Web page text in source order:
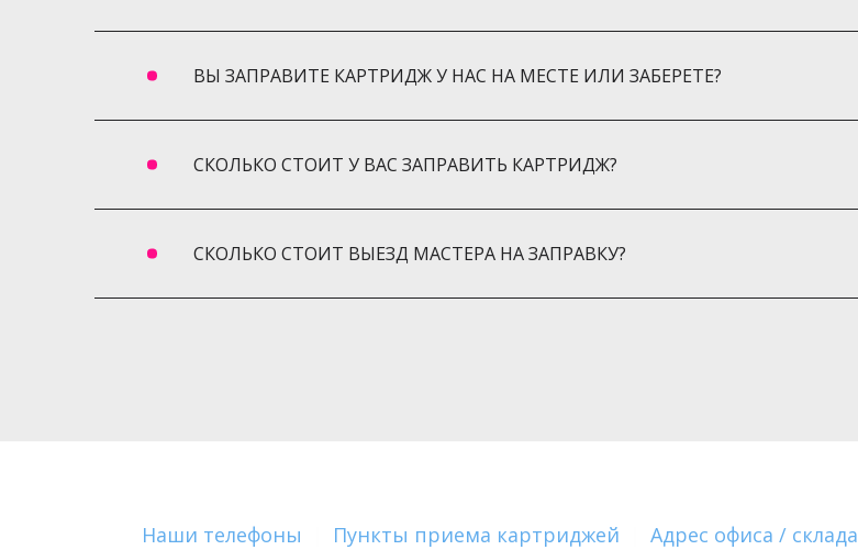
ВЫ ЗАПРАВИТЕ КАРТРИДЖ У НАС НА МЕСТЕ ИЛИ ЗАБЕРЕТЕ?
СКОЛЬКО СТОИТ У ВАС ЗАПРАВИТЬ КАРТРИДЖ?
СКОЛЬКО СТОИТ ВЫЕЗД МАСТЕРА НА ЗАПРАВКУ?
Наши телефоны Пункты приема картриджей Адрес офиса / склада